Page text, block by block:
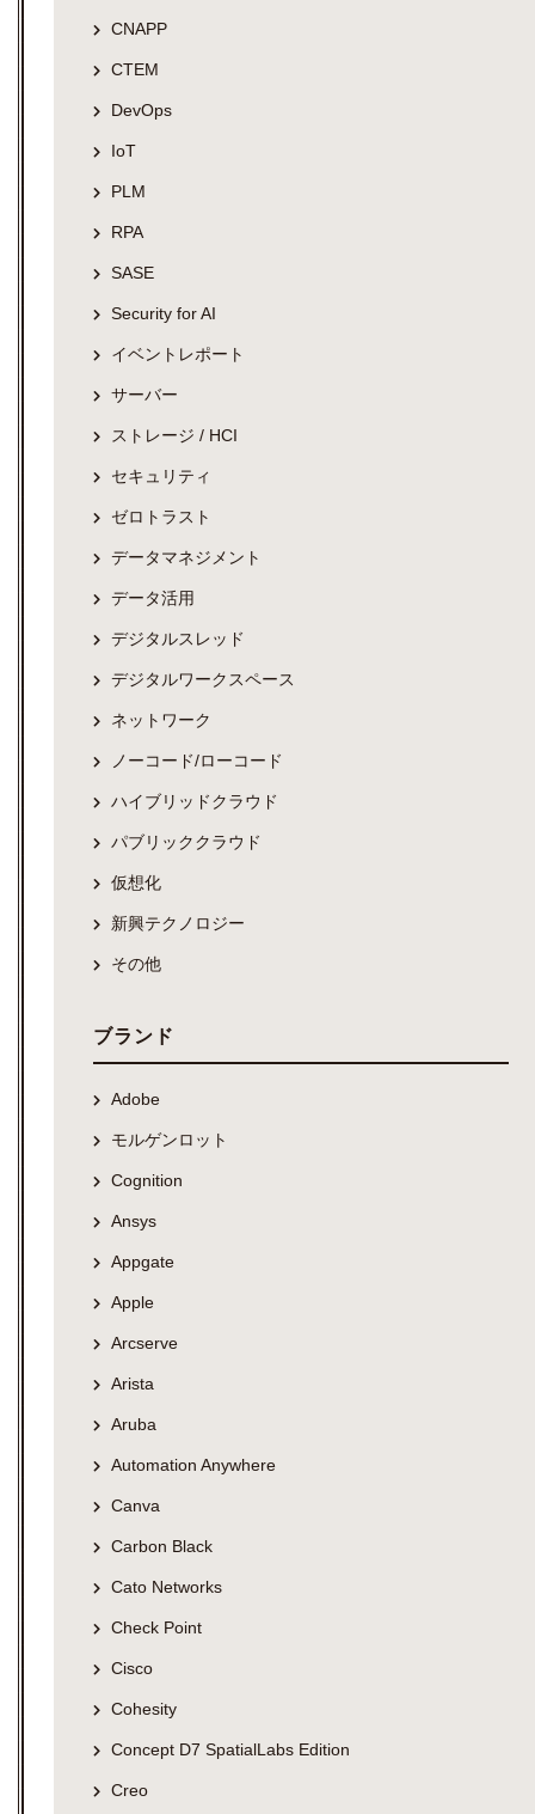
CNAPP
CTEM
DevOps
IoT
PLM
RPA
SASE
Security for AI
イベントレポート
サーバー
ストレージ / HCI
セキュリティ
ゼロトラスト
データマネジメント
データ活用
デジタルスレッド
デジタルワークスペース
ネットワーク
ノーコード/ローコード
ハイブリッドクラウド
パブリッククラウド
仮想化
新興テクノロジー
その他
ブランド
Adobe
モルゲンロット
Cognition
Ansys
Appgate
Apple
Arcserve
Arista
Aruba
Automation Anywhere
Canva
Carbon Black
Cato Networks
Check Point
Cisco
Cohesity
Concept D7 SpatialLabs Edition
Creo